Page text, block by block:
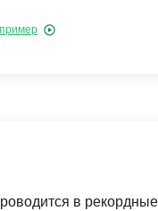
в